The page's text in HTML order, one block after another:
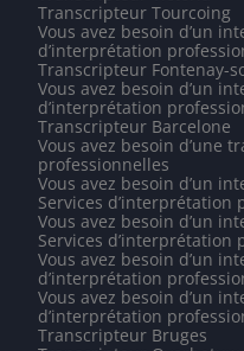
Transcripteur Tourcoing
Vous avez besoin d’un
d’interprétation
Transcripteur Fontenay-
Vous avez besoin d’un
d’interprétation
Transcripteur Barcelone
Vous avez besoin d’une
professionnelles
Vous avez besoin d’un
Services d’interprétation
Vous avez besoin d’un
Services d’interprétation
Vous avez besoin d’un
d’interprétation
Vous avez besoin d’un
d’interprétation
Transcripteur Bruges